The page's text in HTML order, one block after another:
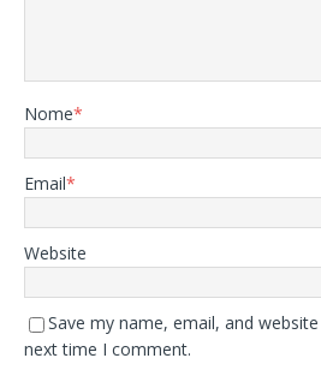
Nome*
Email*
Website
Save my name, email, and
next time I comment.